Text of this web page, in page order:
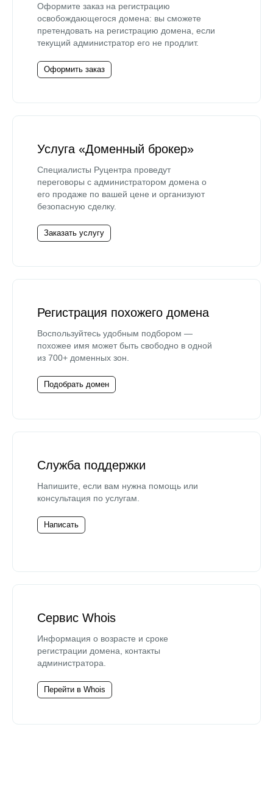
Оформите заказ на регистрацию
освобождающегося домена: вы сможете
претендовать на регистрацию домена, если
текущий администратор его не продлит.
Оформить заказ
Услуга «Доменный брокер»
Специалисты Руцентра проведут
переговоры с администратором домена о
его продаже по вашей цене и организуют
безопасную сделку.
Заказать услугу
Регистрация похожего домена
Воспользуйтесь удобным подбором —
похожее имя может быть свободно в одной
из 700+ доменных зон.
Подобрать домен
Служба поддержки
Напишите, если вам нужна помощь или
консультация по услугам.
Написать
Сервис Whois
Информация о возрасте и сроке
регистрации домена, контакты
администратора.
Перейти в Whois